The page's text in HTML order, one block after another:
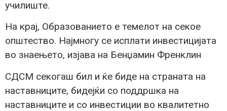
училиште.
На крај, Образованието е темелот на секое
општество. Најмногу се исплати инвестицијата
во знаењето, изјава на Бенџамин Френклин
СДСМ секогаш бил и ќе биде на страната на
наставниците, бидејќи со поддршка на
наставниците и со инвестиции во квалитетно